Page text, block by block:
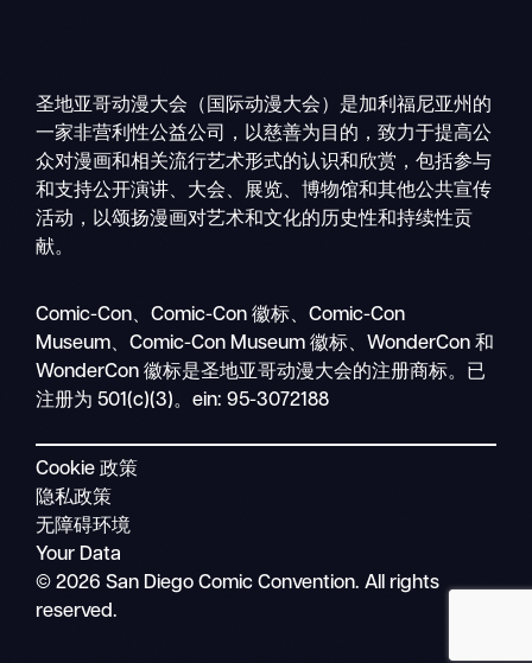
动
导
航
圣地亚哥动漫大会（国际动漫大会）是加利福尼亚州的
一家非营利性公益公司，以慈善为目的，致力于提高公
众对漫画和相关流行艺术形式的认识和欣赏，包括参与
和支持公开演讲、大会、展览、博物馆和其他公共宣传
活动，以颂扬漫画对艺术和文化的历史性和持续性贡
献。
Comic-Con、Comic-Con 徽标、Comic-Con
Museum、Comic-Con Museum 徽标、WonderCon 和
WonderCon 徽标是圣地亚哥动漫大会的注册商标。已
注册为 501(c)(3)。ein: 95-3072188
Cookie 政策
隐私政策
无障碍环境
Your Data
© 2026 San Diego Comic Convention. All rights
reserved.